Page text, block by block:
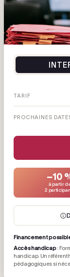
TARIF
PROCHAINES
−10
à partir
2
Financement
Accès handicap:
handicap. Un référent
pédagogiques si